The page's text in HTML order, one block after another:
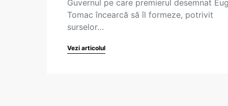
Guvernul pe care premierul desemnat
Tomac încearcă să îl formeze, potrivit
surselor…
Vezi articolul